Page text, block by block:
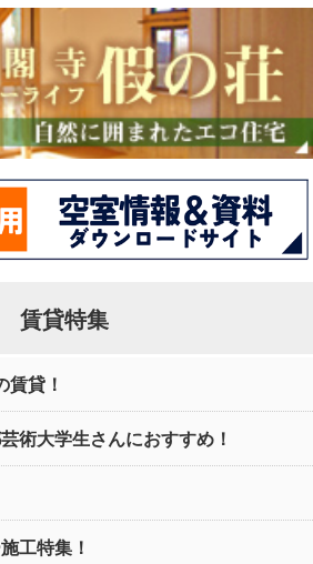
賃貸特集
貸！
術大学生さんにおすすめ！
工特集！